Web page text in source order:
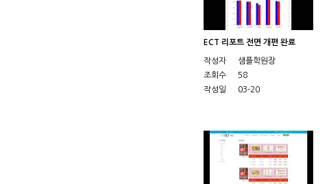
ECT 리포트 전면 개편 완료
작성자
샘플학원장
조회수
58
작성일
03-20